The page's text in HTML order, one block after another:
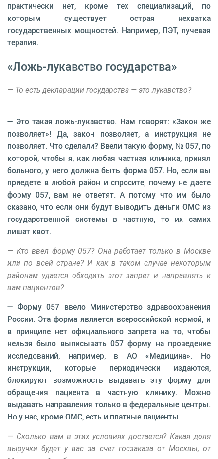
практически нет, кроме тех специализаций, по
которым существует острая нехватка
государственных мощностей. Например, ПЭТ, лучевая
терапия.
«Ложь-лукавство государства»
— То есть декларации государства — это лукавство?
— Это такая ложь-лукавство. Нам говорят: «Закон же
позволяет»! Да, закон позволяет, а инструкция не
позволяет. Что сделали? Ввели такую форму, № 057, по
которой, чтобы я, как любая частная клиника, принял
больного, у него должна быть форма 057. Но, если вы
приедете в любой район и спросите, почему не даете
форму 057, вам не ответят. А потому что им было
сказано, что если они будут выводить деньги ОМС из
государственной системы в частную, то их самих
лишат квот.
— Кто ввел форму 057? Она работает только в Москве
или по всей стране? И как в таком случае некоторым
районам удается обходить этот запрет и направлять к
вам пациентов?
— Форму 057 ввело Министерство здравоохранения
России. Эта форма является всероссийской нормой, и
в принципе нет официального запрета на то, чтобы
нельзя было выписывать 057 форму на проведение
исследований, например, в АО «Медицина». Но
инструкции, которые периодически издаются,
блокируют возможность выдавать эту форму для
обращения пациента в частную клинику. Можно
выдавать направления только в федеральные центры.
Но у нас, кроме ОМС, есть и платные пациенты.
— Сколько вам в этих условиях достается? Какая доля
выручки будет у вас за счет госзаказа от Москвы, от